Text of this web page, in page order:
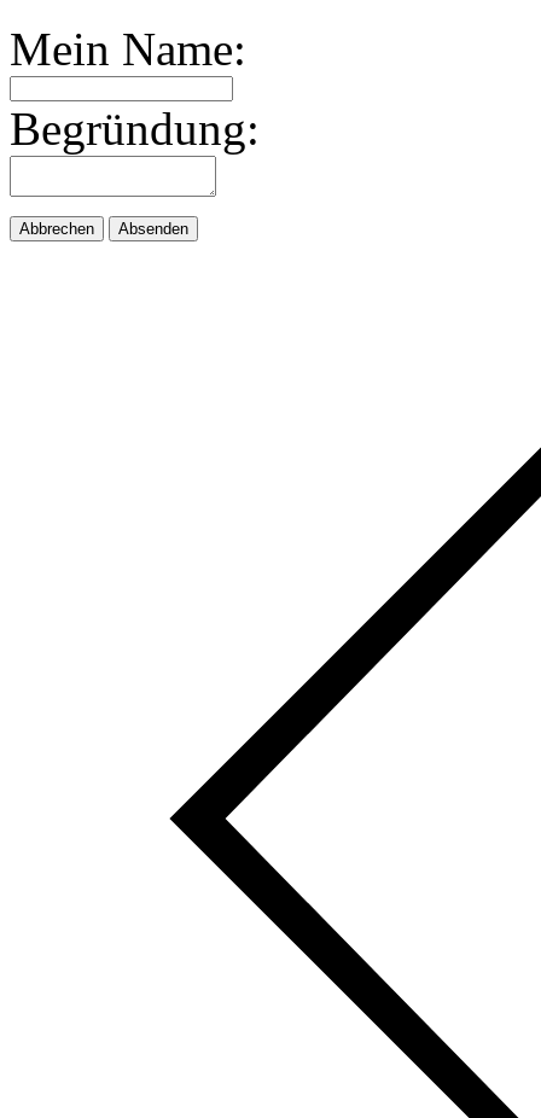
Mein Name:
Begründung:
Abbrechen Absenden